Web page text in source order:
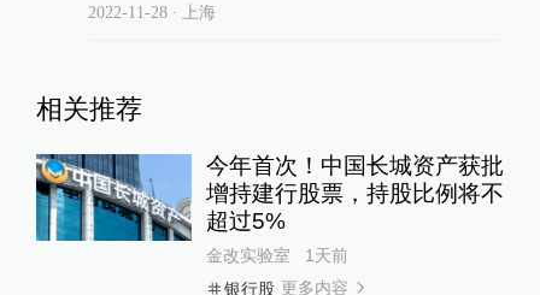
2022-11-28∙ 上海
相关推荐
今年首次！中国长城资产获批
增持建行股票，持股比例将不
超过5%
金改实验室
1天前
银行股 更多内容